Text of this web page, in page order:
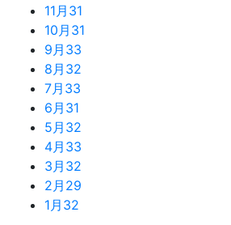
11月 31
10月 31
9月 33
8月 32
7月 33
6月 31
5月 32
4月 33
3月 32
2月 29
1月 32